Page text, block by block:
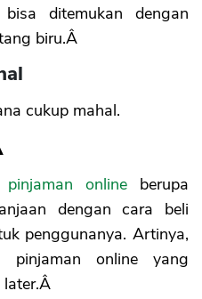
ditemukan dengan
biru.Â
cukup mahal.
online berupa
dengan cara beli
penggunanya. Artinya,
pinjaman online yang